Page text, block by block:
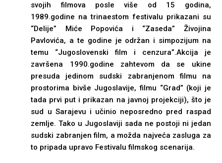
svojih filmova posle više od 15 godina,
1989.godine na trinaestom festivalu prikazani su
“Delije” Miće Popovića i “Zaseda” Živojina
Pavlovića, a te godine je održan i simpozijum na
temu “Jugoslovenski film i cenzura”.Akcija je
završena 1990.godine zahtevom da se ukine
presuda jedinom sudski zabranjenom filmu na
prostorima bivše Jugoslavije, filmu “Grad” (koji je
tada prvi put i prikazan na javnoj projekciji), što je
sud u Sarajevu i učinio neposredno pred raspad
zemlje. Tako u Jugoslaviji sada ne postoji ni jedan
sudski zabranjen film, a možda najveća zasluga za
to pripada upravo Festivalu filmskog scenarija.